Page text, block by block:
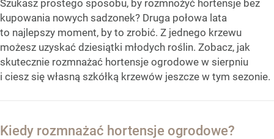
Szukasz prostego sposobu, by rozmnożyć hortensje bez
kupowania nowych sadzonek? Druga połowa lata
to najlepszy moment, by to zrobić. Z jednego krzewu
możesz uzyskać dziesiątki młodych roślin. Zobacz, jak
skutecznie rozmnażać hortensje ogrodowe w sierpniu
i ciesz się własną szkółką krzewów jeszcze w tym sezonie.
Kiedy rozmnażać hortensje ogrodowe?